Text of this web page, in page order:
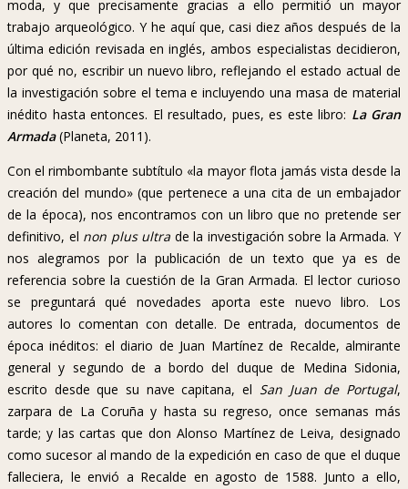
moda, y que precisamente gracias a ello permitió un mayor
trabajo arqueológico. Y he aquí que, casi diez años después de la
última edición revisada en inglés, ambos especialistas decidieron,
por qué no, escribir un nuevo libro, reflejando el estado actual de
la investigación sobre el tema e incluyendo una masa de material
inédito hasta entonces. El resultado, pues, es este libro: La Gran
Armada(Planeta, 2011).
Con el rimbombante subtítulo «la mayor flota jamás vista desde la
creación del mundo» (que pertenece a una cita de un embajador
de la época), nos encontramos con un libro que no pretende ser
definitivo, el non plus ultra de la investigación sobre la Armada. Y
nos alegramos por la publicación de un texto que ya es de
referencia sobre la cuestión de la Gran Armada. El lector curioso
se preguntará qué novedades aporta este nuevo libro. Los
autores lo comentan con detalle. De entrada, documentos de
época inéditos: el diario de Juan Martínez de Recalde, almirante
general y segundo de a bordo del duque de Medina Sidonia,
escrito desde que su nave capitana, el San Juan de Portugal,
zarpara de La Coruña y hasta su regreso, once semanas más
tarde; y las cartas que don Alonso Martínez de Leiva, designado
como sucesor al mando de la expedición en caso de que el duque
falleciera, le envió a Recalde en agosto de 1588. Junto a ello,